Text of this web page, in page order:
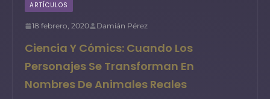
ARTÍCULOS
18 febrero, 2020 Damián Pérez
Ciencia Y Cómics: Cuando Los
Personajes Se Transforman En
Nombres De Animales Reales